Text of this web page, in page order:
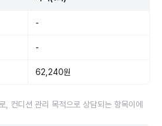
-
-
62,240원
, 컨디션 관리 목적으로 상담되는 항목이에